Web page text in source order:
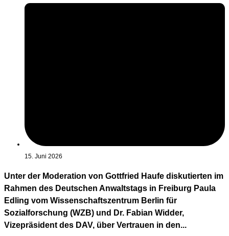
15. Juni 2026
Unter der Moderation von Gottfried Haufe diskutierten im
Rahmen des Deutschen Anwaltstags in Freiburg Paula
Edling vom Wissenschaftszentrum Berlin für
Sozialforschung (WZB) und Dr. Fabian Widder,
Vizepräsident des DAV, über Vertrauen in den...